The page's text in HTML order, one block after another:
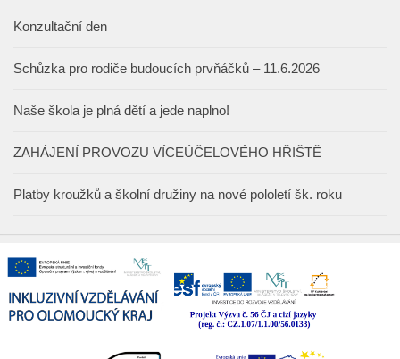
Konzultační den
Schůzka pro rodiče budoucích prvňáčků – 11.6.2026
Naše škola je plná dětí a jede naplno!
ZAHÁJENÍ PROVOZU VÍCEÚČELOVÉHO HŘIŠTĚ
Platby kroužků a školní družiny na nové pololetí šk. roku